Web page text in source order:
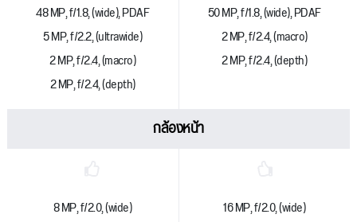
48 MP, f/1.8, (wide), PDAF
5 MP, f/2.2, (ultrawide)
2 MP, f/2.4, (macro)
2 MP, f/2.4, (depth)
50 MP, f/1.8, (wide), PDAF
2 MP, f/2.4, (macro)
2 MP, f/2.4, (depth)
กล้องหน้า
8 MP, f/2.0, (wide) 16 MP, f/2.0, (wide)